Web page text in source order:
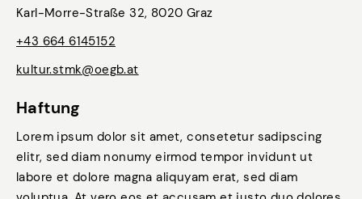
Karl-Morre-Straße 32, 8020 Graz
+43 664 6145152
kultur.stmk@oegb.at
Haftung
Lorem ipsum dolor sit amet, consetetur sadipscing
elitr, sed diam nonumy eirmod tempor invidunt ut
labore et dolore magna aliquyam erat, sed diam